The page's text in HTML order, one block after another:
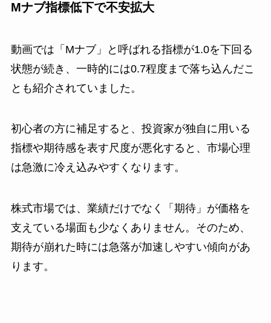
Mナブ指標低下で不安拡大
動画では「Mナブ」と呼ばれる指標が1.0を下回る
状態が続き、一時的には0.7程度まで落ち込んだこ
とも紹介されていました。
初心者の方に補足すると、投資家が独自に用いる
指標や期待感を表す尺度が悪化すると、市場心理
は急激に冷え込みやすくなります。
株式市場では、業績だけでなく「期待」が価格を
支えている場面も少なくありません。そのため、
期待が崩れた時には急落が加速しやすい傾向があ
ります。